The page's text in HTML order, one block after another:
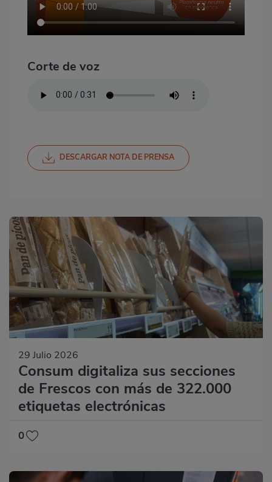
Corte de voz
DESCARGAR NOTA DE PRENSA
29 Julio 2026
Consum digitaliza sus secciones
de Frescos con más de 322.000
etiquetas electrónicas
0